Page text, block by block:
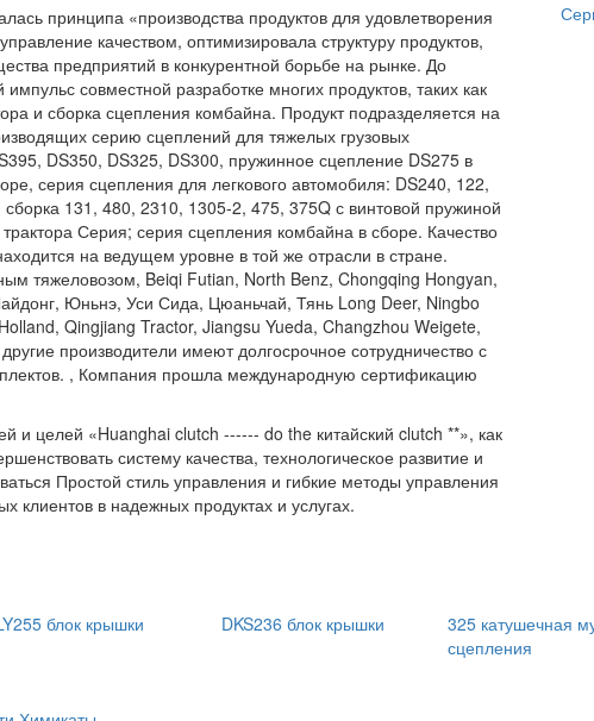
принципа «производства продуктов для удовлетворения
качеством, оптимизировала структуру продуктов,
предприятий в конкурентной борьбе на рынке. До
совместной разработке многих продуктов, таких как
и сборка сцепления комбайна. Продукт подразделяется на
серию сцеплений для тяжелых грузовых
DS350, DS325, DS300, пружинное сцепление DS275 в
серия сцепления для легкового автомобиля: DS240, 122,
131, 480, 2310, 1305-2, 475, 375Q с винтовой пружиной
Серия; серия сцепления комбайна в сборе. Качество
на ведущем уровне в той же отрасли в стране.
тяжеловозом, Beiqi Futian, North Benz, Chongqing Hongyan,
Юньнэ, Уси Сида, Цюаньчай, Тянь Long Deer, Ningbo
Qingjiang Tractor, Jiangsu Yueda, Changzhou Weigete,
производители имеют долгосрочное сотрудничество с
, Компания прошла международную сертификацию
и целей «Huanghai clutch ------ do the китайский clutch **», как
систему качества, технологическое развитие и
Простой стиль управления и гибкие методы управления
клиентов в надежных продуктах и услугах.
блок крышки DKS236 блок крышки
325 катушечная
сцепления